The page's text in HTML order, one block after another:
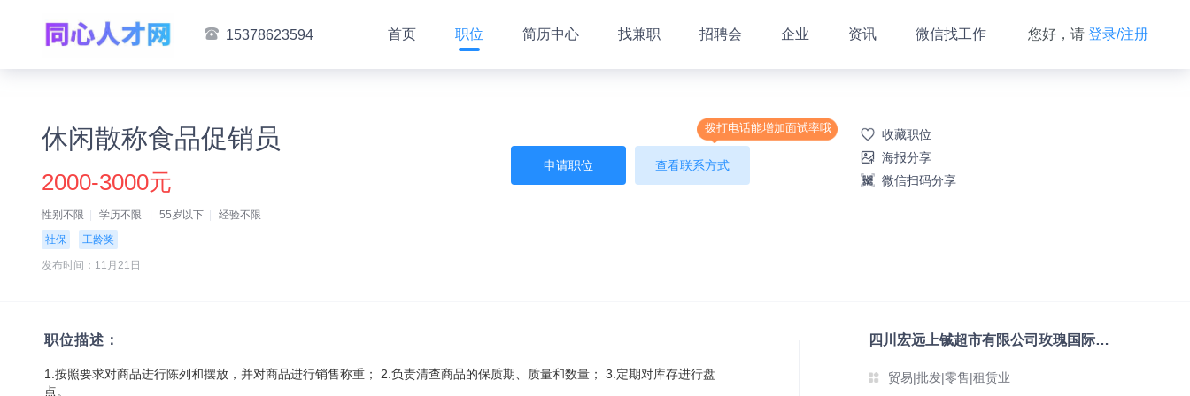
15378623594 首页 职位 简历中心 找兼职 招聘会 企业 资讯 微信找工作 您好，请 登录/注册
休闲散称食品促销员
2000-3000元
性别不限 学历不限 55岁以下
经验不限
社保
工龄奖
发布时间：11月21日
收藏职位
海报分享
微信扫码分享
拨打电话能增加面试率哦
申请职位 查看联系方式
职位描述：
1.按照要求对商品进行陈列和摆放，并对商品进行销售称重； 2.负责清查商品的保质期、质量和数量； 3.定期对库存进行盘
点。
四川宏远上铖超市有限公司玫瑰国际分公司
贸易|批发|零售|租赁业